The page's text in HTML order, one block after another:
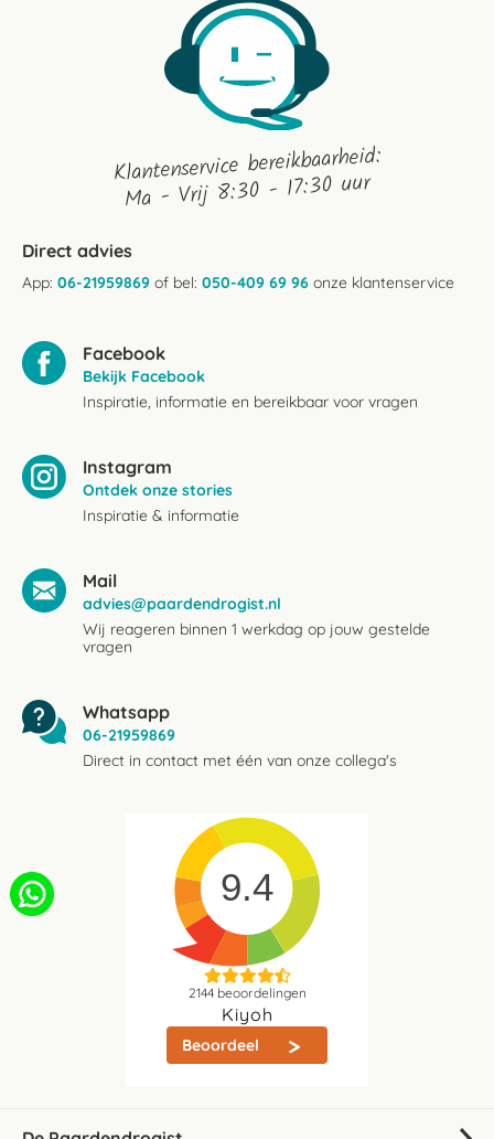
Klantenservice bereikbaarheid:
Ma - Vrij 8:30 - 17:30 uur
Direct advies
App: 06-21959869 of bel: 050-409 69 96 onze klantenservice
Facebook
Bekijk Facebook
Inspiratie, informatie en bereikbaar voor vragen
Instagram
Ontdek onze stories
Inspiratie & informatie
Mail
advies@paardendrogist.nl
Wij reageren binnen 1 werkdag op jouw gestelde
vragen
Whatsapp
06-21959869
Direct in contact met één van onze collega's
9.4
2144beoordelingen
Kiyoh
Beoordeel